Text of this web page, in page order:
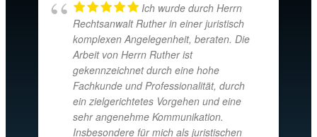
Ich wurde durch Herrn
Rechtsanwalt Ruther in einer juristisch
komplexen Angelegenheit, beraten. Die
Arbeit von Herrn Ruther ist
gekennzeichnet durch eine hohe
Fachkunde und Professionalität, durch
ein zielgerichtetes Vorgehen und eine
sehr angenehme Kommunikation.
Insbesondere für mich als juristischen